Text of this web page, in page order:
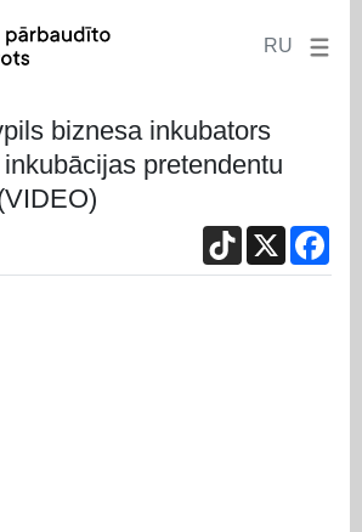
RU
biznesa inkubators
pretendentu
TikTok
X